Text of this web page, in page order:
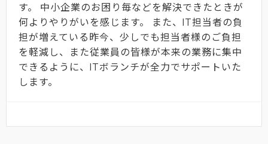
す。 中小企業のお困り毎などを解決できたときが
何よりやりがいを感じます。 また、IT担当者の負
担が増えている昨今、少しでも担当者様のご負担
を軽減し、また従業員の皆様が本来の業務に集中
できるように、ITボランチが全力でサポートいた
します。